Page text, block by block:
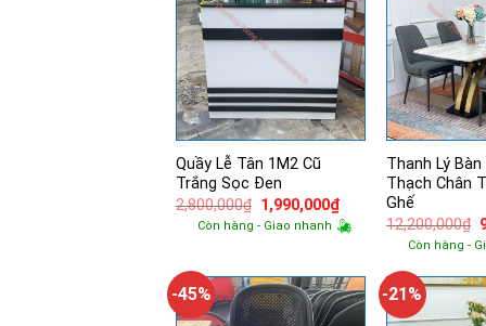
Quầy Lễ Tân 1M2 Cũ
Trắng Sọc Đen
2,800,000₫ Giá
gốc
là:
1,990,000₫Giá
hiện
tại
Còn hàng - Giao nhanh
Thanh Lý
Thạch Chân
Ghế
12,200,000₫
Còn hàng -
-45% -21%